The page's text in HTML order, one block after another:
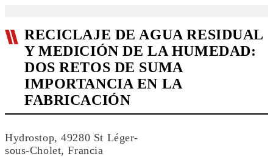
RECICLAJE DE AGUA RESIDUAL
Y MEDICIÓN DE LA HUMEDAD:
DOS RETOS DE SUMA
IMPORTANCIA EN LA
FABRICACIÓN
Hydrostop, 49280 St Léger-
sous-Cholet, Francia